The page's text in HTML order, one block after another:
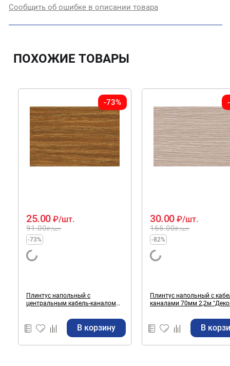
Сообщить об ошибке в описании товара
ПОХОЖИЕ ТОВАРЫ
-73%
91.00₽/шт.
25.00 ₽/шт.
-73%
Плинтус напольный с
центральным кабель-каналом
В корзину
166.00₽/шт.
30.00 ₽/шт.
-82%
Плинтус напольный с
каналами 70мм 2,2м "Деконика"
В